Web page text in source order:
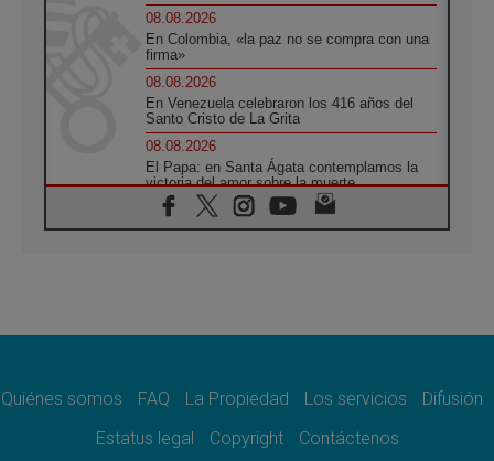
08.08.2026
En Colombia, «la paz no se compra con una
firma»
08.08.2026
En Venezuela celebraron los 416 años del
Santo Cristo de La Grita
08.08.2026
El Papa: en Santa Ágata contemplamos la
victoria del amor sobre la muerte
08.08.2026
León XIV visitará el Santuario de la Madre
07.08.2026
07.08.2026
el compromiso del cristiano"
Quiénes somos FAQ La Propiedad Los servicios
Difusión
Estatus legal
Copyright Contáctenos